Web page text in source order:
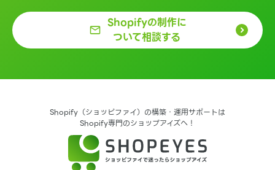
Shopifyの制作に
ついて相談する
Shopify（ショッピファイ）の構築・運用サポートは
Shopify専門のショップアイズへ！